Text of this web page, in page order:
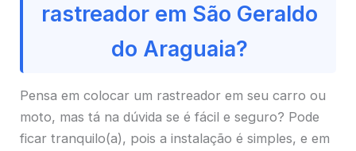
rastreador em São Geraldo
do Araguaia?
Pensa em colocar um rastreador em seu carro ou
moto, mas tá na dúvida se é fácil e seguro? Pode
ficar tranquilo(a), pois a instalação é simples, e em